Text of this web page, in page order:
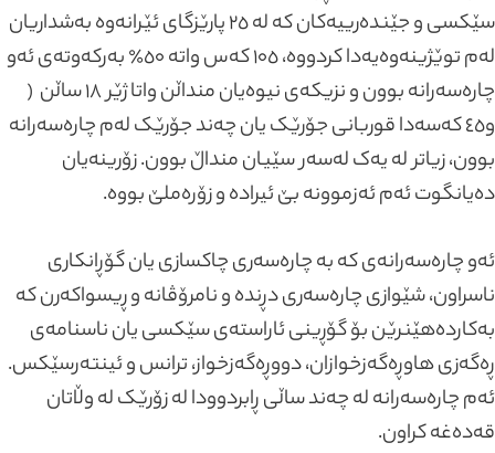
سێکسی و جێندەرییەکان کە لە ٢٥ پارێزگای ئێرانەوە بەشداریان
لەم توێژینەوەیەدا کردووە، ١٠٥ کەس واتە ٥٠٪ بەرکەوتەی ئەو
چارەسەرانە بوون و نزیکەی نیوەیان منداڵن واتا ژێر ١٨ ساڵن (
و٤٥ کەسەدا قوربانی جۆرێک یان چەند جۆرێک لەم چارەسەرانە
بوون، زیاتر لە یەک لەسەر سێیان منداڵ بوون. زۆرینەیان
دەیانگوت ئەم ئەزموونە بێ ئیرادە و زۆرەملێ بووە.
ئەو چارەسەرانەی کە بە چارەسەری چاکسازی یان گۆڕانکاری
ناسراون، شێوازی چارەسەری دڕندە و نامرۆڤانە و ڕیسواکەرن کە
بەکاردەهێنرێن بۆ گۆڕینی ئاراستەی سێکسی یان ناسنامەی
ڕەگەزی هاوڕەگەزخوازان، دووڕەگەزخواز، ترانس و ئینتەرسێکس.
ئەم چارەسەرانە لە چەند ساڵی ڕابردوودا لە زۆرێک لە وڵاتان
قەدەغە کراون.